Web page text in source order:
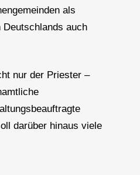
als
auch
nur der Priester –
darüber hinaus viele